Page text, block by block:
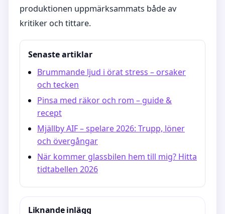
produktionen uppmärksammats både av
kritiker och tittare.
Senaste artiklar
Brummande ljud i örat stress – orsaker
och tecken
Pinsa med räkor och rom – guide &
recept
Mjällby AIF – spelare 2026: Trupp, löner
och övergångar
När kommer glassbilen hem till mig? Hitta
tidtabellen 2026
Liknande inlägg